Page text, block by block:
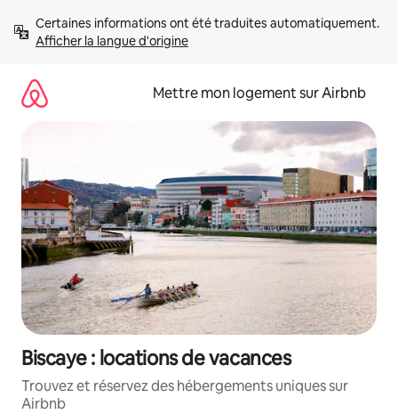
directement
Afficher la langue d'origine
Mettre mon logement sur Airbnb
Biscaye : locations de vacances
Trouvez et réservez des hébergements uniques sur
Airbnb